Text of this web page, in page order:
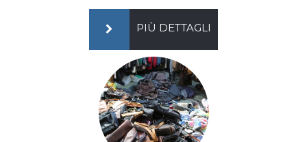
PIÙ DETTAGLI